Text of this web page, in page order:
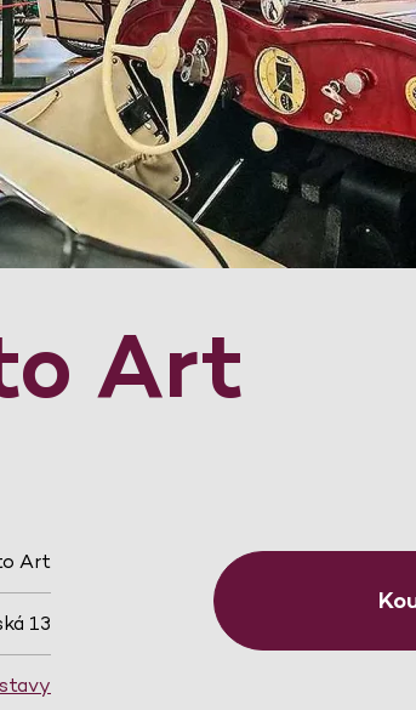
Art
Art
13